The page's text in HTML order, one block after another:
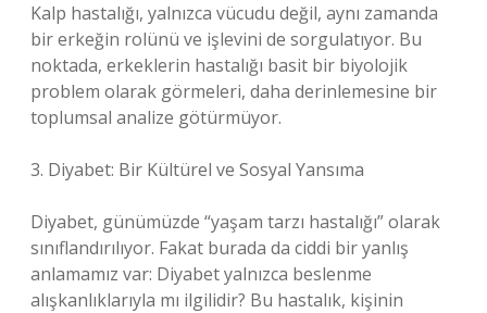
Kalp hastalığı, yalnızca vücudu değil, aynı zamanda
bir erkeğin rolünü ve işlevini de sorgulatıyor. Bu
noktada, erkeklerin hastalığı basit bir biyolojik
problem olarak görmeleri, daha derinlemesine bir
toplumsal analize götürmüyor.
3. Diyabet: Bir Kültürel ve Sosyal Yansıma
Diyabet, günümüzde “yaşam tarzı hastalığı” olarak
sınıflandırılıyor. Fakat burada da ciddi bir yanlış
anlamamız var: Diyabet yalnızca beslenme
alışkanlıklarıyla mı ilgilidir? Bu hastalık, kişinin